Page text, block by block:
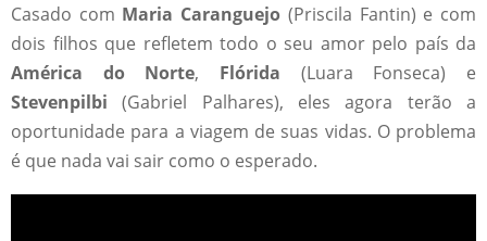
Casado com Maria Caranguejo (Priscila Fantin) e com
dois filhos que refletem todo o seu amor pelo país da
América do Norte, Flórida (Luara Fonseca) e
Stevenpilbi (Gabriel Palhares), eles agora terão a
oportunidade para a viagem de suas vidas. O problema
é que nada vai sair como o esperado.